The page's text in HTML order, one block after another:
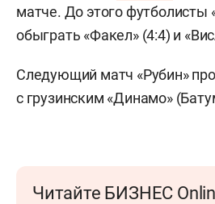
матче. До этого футболисты
обыграть «Факел» (4:4) и
Следующий матч «Рубин»
с грузинским «Динамо»
Читайте БИЗНЕС